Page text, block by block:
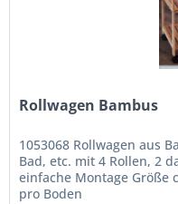
Rollwagen Bambus
1053068 Rollwagen aus
Bad, etc. mit 4 Rollen, 2
einfache Montage Größe
pro Boden